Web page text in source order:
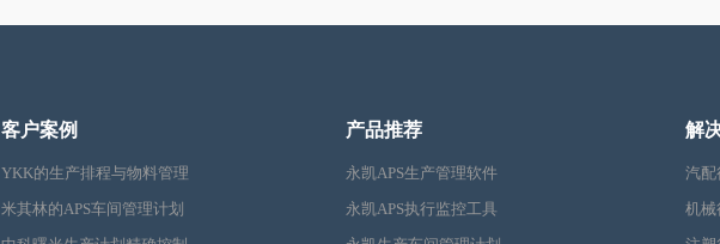
客户案例
YKK的生产排程与物料管理
米其林的APS车间管理计划
产品推荐
永凯APS生产管理软件
永凯APS执行监控工具
解
汽配
机械